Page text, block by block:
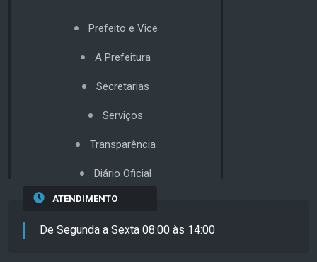
Prefeito e Vice
A Prefeitura
Secretarias
Serviços
Transparência
Diário Oficial
ATENDIMENTO
De Segunda a Sexta 08:00 às 14:00